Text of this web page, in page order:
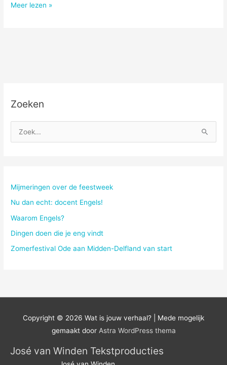
Wereldreis
Meer lezen »
Zoeken
o
r
:
Mijmeringen over de feestweek
Nu dan echt: docent Engels!
Waarom Engels?
Dingen doen die je eng vindt
Zomerfestival Ode aan Midden-Delfland van start
Copyright © 2026 Wat is jouw verhaal? | Mede mogelijk
gemaakt door Astra WordPress thema
José van Winden Tekstproducties